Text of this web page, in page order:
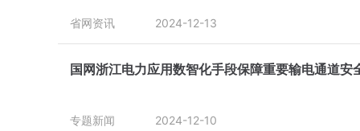
省网资讯 2024-12-13
国网浙江电力应用数智化手段保障重要输电通道安
专题新闻 2024-12-10